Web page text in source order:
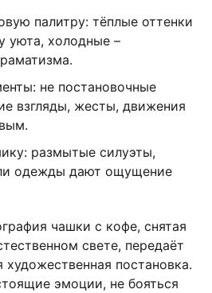
палитру: тёплые оттенки
уюта, холодные –
не постановочные
взгляды, жесты, движения
размытые силуэты,
одежды дают ощущение
чашки с кофе, снятая
свете, передаёт
постановка.
эмоции, не бояться